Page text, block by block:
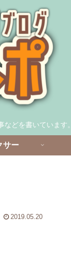
どを書いています。
サー
2019.05.20